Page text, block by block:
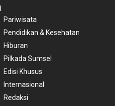
Pariwisata
Pendidikan & Kesehatan
Hiburan
Pilkada Sumsel
Edisi Khusus
Internasional
Redaksi